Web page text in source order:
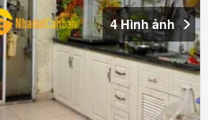
4 Hình ảnh